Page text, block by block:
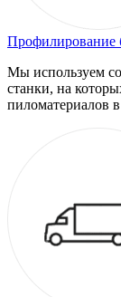
Профилирование
Мы используем
станки, на
пиломатериалов